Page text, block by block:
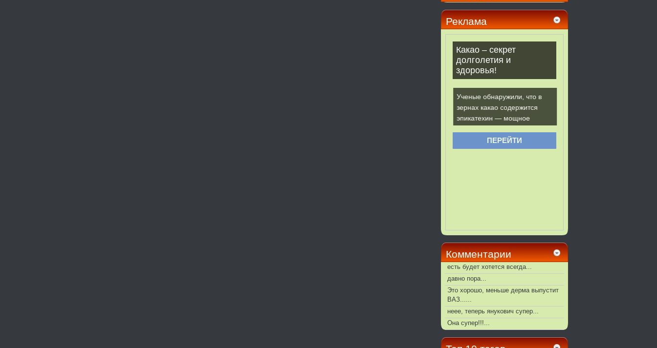
Реклама
Комментарии
есть будет хотется всегда...
давно пора...
Это хорошо, меньше дерма выпустит
ВАЗ......
неее, теперь янукович супер...
Она супер!!!...